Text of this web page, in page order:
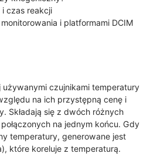
i czas reakcji
i platformami DCIM
używanymi czujnikami temperatury
na ich przystępną cenę i
Składają się z dwóch różnych
na jednym końcu. Gdy
temperatury, generowane jest
które koreluje z temperaturą.